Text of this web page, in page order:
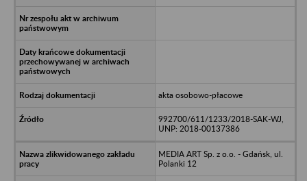
akta osobowo-płacowe
992700/611/1233/2018-SAK-WJ,
UNP: 2018-00137386
MEDIA ART Sp. z o.o. - Gdańsk, ul.
Polanki 12